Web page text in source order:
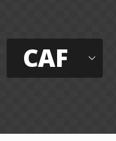
CAF